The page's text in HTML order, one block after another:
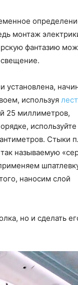
монтаж
фантазию
установлена,
используя
25 миллиметров,
используйте
Стыки
называемую
наносим слой
но и сделать